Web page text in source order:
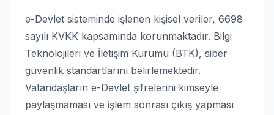
e-Devlet sisteminde işlenen kişisel veriler, 6698
sayılı KVKK kapsamında korunmaktadır. Bilgi
Teknolojileri ve İletişim Kurumu (BTK), siber
güvenlik standartlarını belirlemektedir.
Vatandaşların e-Devlet şifrelerini kimseyle
paylaşmaması ve işlem sonrası çıkış yapması